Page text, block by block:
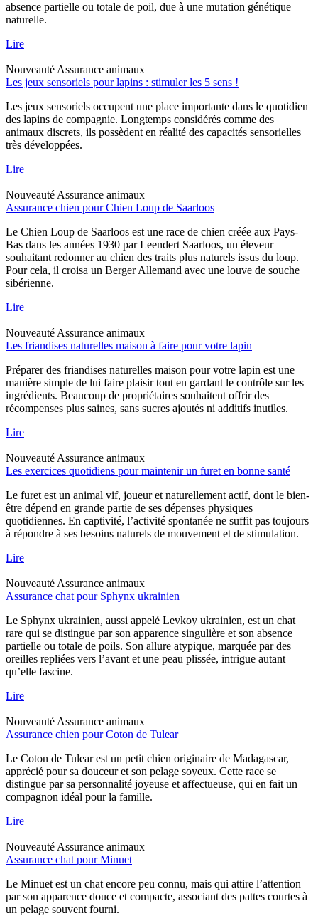
absence partielle ou totale de poil, due à une mutation génétique
naturelle.
Lire
Nouveauté Assurance animaux
Les jeux sensoriels pour lapins : stimuler les 5 sens !
Les jeux sensoriels occupent une place importante dans le quotidien
des lapins de compagnie. Longtemps considérés comme des
animaux discrets, ils possèdent en réalité des capacités sensorielles
très développées.
Lire
Nouveauté Assurance animaux
Assurance chien pour Chien Loup de Saarloos
Le Chien Loup de Saarloos est une race de chien créée aux Pays-
Bas dans les années 1930 par Leendert Saarloos, un éleveur
souhaitant redonner au chien des traits plus naturels issus du loup.
Pour cela, il croisa un Berger Allemand avec une louve de souche
sibérienne.
Lire
Nouveauté Assurance animaux
Les friandises naturelles maison à faire pour votre lapin
Préparer des friandises naturelles maison pour votre lapin est une
manière simple de lui faire plaisir tout en gardant le contrôle sur les
ingrédients. Beaucoup de propriétaires souhaitent offrir des
récompenses plus saines, sans sucres ajoutés ni additifs inutiles.
Lire
Nouveauté Assurance animaux
Les exercices quotidiens pour maintenir un furet en bonne santé
Le furet est un animal vif, joueur et naturellement actif, dont le bien-
être dépend en grande partie de ses dépenses physiques
quotidiennes. En captivité, l’activité spontanée ne suffit pas toujours
à répondre à ses besoins naturels de mouvement et de stimulation.
Lire
Nouveauté Assurance animaux
Assurance chat pour Sphynx ukrainien
Le Sphynx ukrainien, aussi appelé Levkoy ukrainien, est un chat
rare qui se distingue par son apparence singulière et son absence
partielle ou totale de poils. Son allure atypique, marquée par des
oreilles repliées vers l’avant et une peau plissée, intrigue autant
qu’elle fascine.
Lire
Nouveauté Assurance animaux
Assurance chien pour Coton de Tulear
Le Coton de Tulear est un petit chien originaire de Madagascar,
apprécié pour sa douceur et son pelage soyeux. Cette race se
distingue par sa personnalité joyeuse et affectueuse, qui en fait un
compagnon idéal pour la famille.
Lire
Nouveauté Assurance animaux
Assurance chat pour Minuet
Le Minuet est un chat encore peu connu, mais qui attire l’attention
par son apparence douce et compacte, associant des pattes courtes à
un pelage souvent fourni.